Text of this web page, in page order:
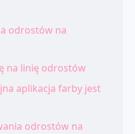
odrostów na
na linię odrostów
aplikacja farby jest
odrostów na